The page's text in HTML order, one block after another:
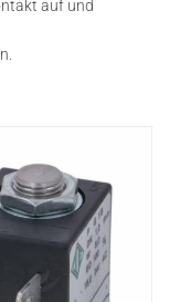
auf und